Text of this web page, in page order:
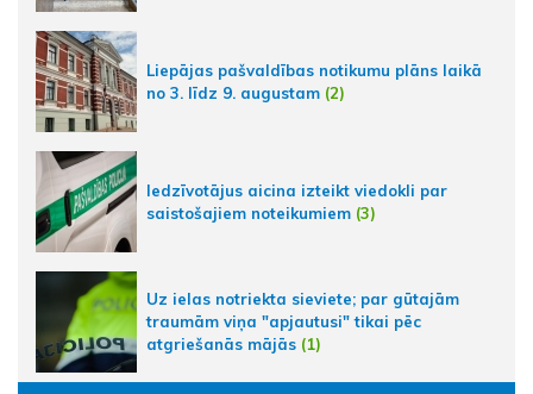
Liepājas pašvaldības notikumu plāns laikā
no 3. līdz 9. augustam (2)
Iedzīvotājus aicina izteikt viedokli par
saistošajiem noteikumiem (3)
Uz ielas notriekta sieviete; par gūtajām
traumām viņa "apjautusi" tikai pēc
atgriešanās mājās (1)